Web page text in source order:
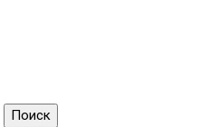
Поиск